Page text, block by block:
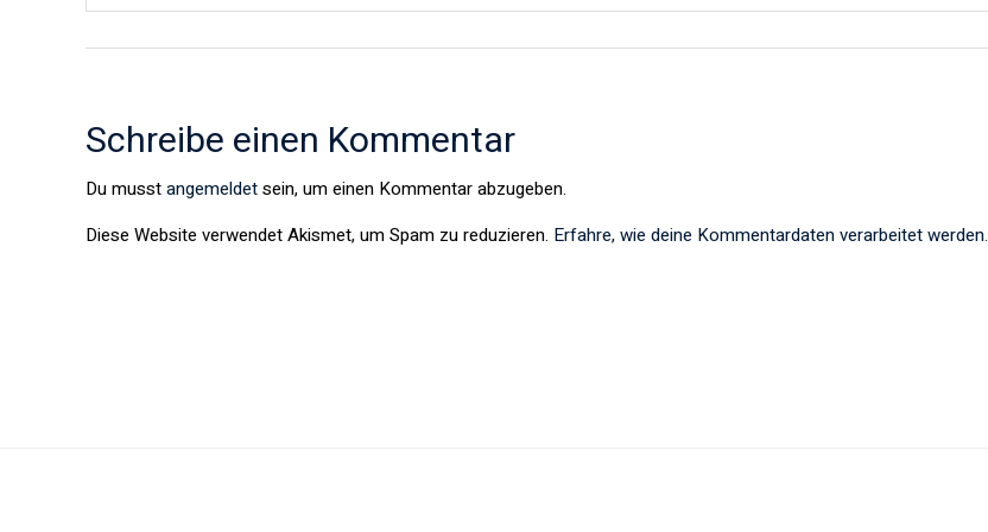
Schreibe einen Kommentar
Du musstangemeldetsein, um einen Kommentar abzugeben.
Diese Website verwendet Akismet, um Spam zu reduzieren. Erfahre, wie deine Kommentardaten verarbeitet werden.